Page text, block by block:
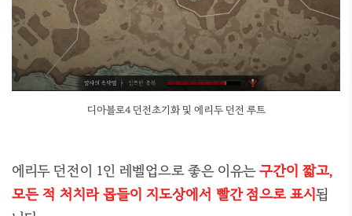
디아블로4 던전초기화 및 에리두 던전 루트
에리두 던전이 1인 레벨업으로 좋은 이유는구간이 짧고,
모든 적 처치라 몹들이 지도상에서 빨간 점으로 표시됩